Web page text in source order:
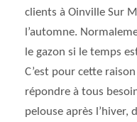
clients à Oinville Sur
l’automne.
le gazon si le temps
C’est pour cette
répondre à tous
pelouse après l’hiver,